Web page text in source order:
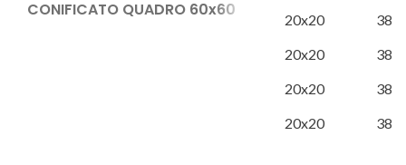
CONIFICATO QUADRO 60x60
20x20
385
20x20
385
20x20
385
20x20
385